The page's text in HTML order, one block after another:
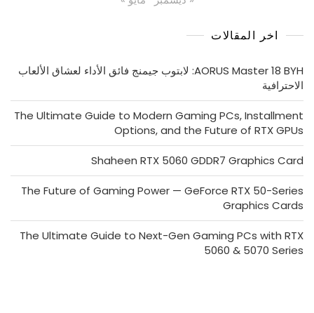
اخر المقالات
AORUS Master 18 BYH: لابتوب جيمنج فائق الأداء لعشاق الألعاب
الاحترافية
The Ultimate Guide to Modern Gaming PCs, Installment
Options, and the Future of RTX GPUs
Shaheen RTX 5060 GDDR7 Graphics Card
The Future of Gaming Power — GeForce RTX 50-Series
Graphics Cards
The Ultimate Guide to Next-Gen Gaming PCs with RTX
5060 & 5070 Series